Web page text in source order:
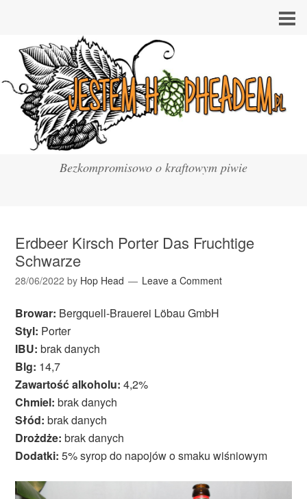
Bezkompromisowo o kraftowym piwie
Erdbeer Kirsch Porter Das Fruchtige
Schwarze
28/06/2022 by Hop Head Leave a Comment
Browar: Bergquell-Brauerei Löbau GmbH
Styl: Porter
IBU: brak danych
Blg: 14,7
Zawartość alkoholu: 4,2%
Chmiel: brak danych
Słód: brak danych
Drożdże: brak danych
Dodatki: 5% syrop do napojów o smaku wiśniowym